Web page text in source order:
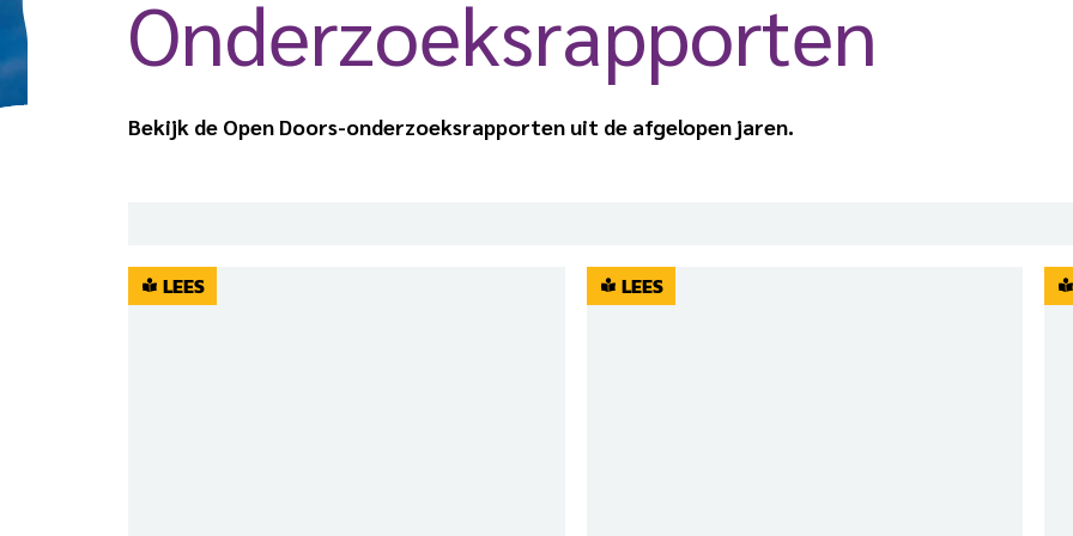
Onder­zoeks­­rapporten
Bekijk de Open Doors-onderzoeksrapporten uit de afgelopen jaren.
LEES LEES